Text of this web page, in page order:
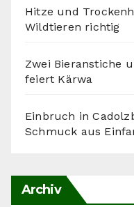
Hitze und
Wildtieren richtig
Zwei Bieranstiche
feiert Kärwa
Einbruch in
Schmuck aus
Archiv